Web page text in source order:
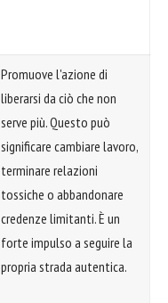
Promuove l'azione di
liberarsi da ciò che non
serve più. Questo può
significare cambiare lavoro,
terminare relazioni
tossiche o abbandonare
credenze limitanti. È un
forte impulso a seguire la
propria strada autentica.